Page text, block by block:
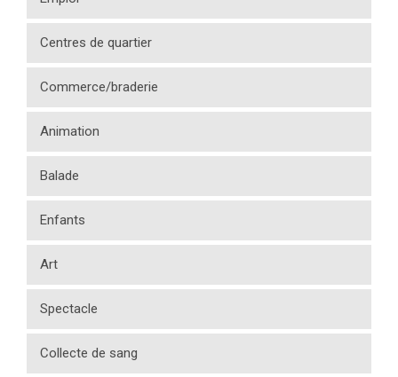
Centres de quartier
Commerce/braderie
Animation
Balade
Enfants
Art
Spectacle
Collecte de sang